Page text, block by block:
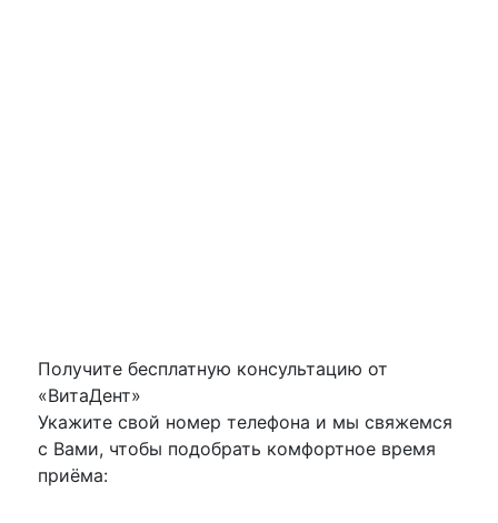
Получите бесплатную консультацию от
«ВитаДент»
Укажите свой номер телефона и мы свяжемся
с Вами, чтобы подобрать комфортное время
приёма: